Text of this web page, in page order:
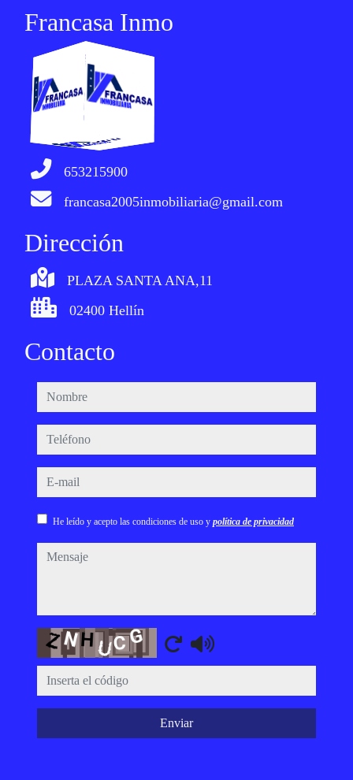
Francasa Inmo
653215900
francasa2005inmobiliaria@gmail.com
Dirección
PLAZA SANTA ANA,11
02400 Hellín
Contacto
nombre
teléfono
e-mail
He leído y acepto las condiciones de uso y política de privacidad
mensaje
Captcha
Enviar